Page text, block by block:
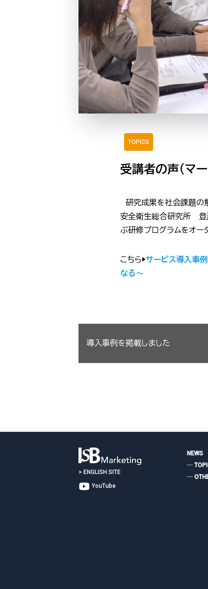
TOPICS
受講者の声（マ
研究成果を社会課題の
安全衛生総合研究所 登
ぶ研修プログラムをオー
こちら▶サービス導入事
なる～
導入事例を掲載しました
> ENGLISH SITE
YouTube
NEWS
―
―